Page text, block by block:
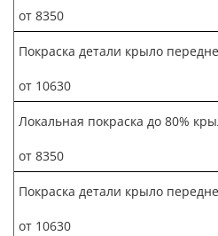
от 8350
Покраска детали крыло
от 10630
Локальная покраска до 80%
от 8350
Покраска детали крыло
от 10630